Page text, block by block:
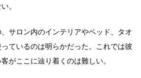
。
サロン内のインテリアやベッド、タオ
ているのは明らかだった。これでは彼
がここに辿り着くのは難しい。